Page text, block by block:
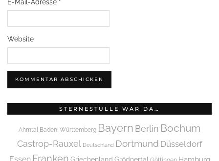
E-Mail-Adresse *
Website
STERNESTULLE WAR DA…
Ahrntal Baden-Württemberg Bayern Berlin Bochum
Castrop-Rauxel Deutschland Dortmund Düsseldorf